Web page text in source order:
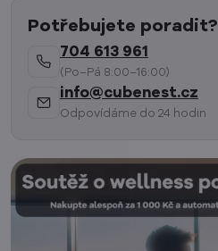
Potřebujete poradit?
704 613 961
(Po–Pá 8:00–16:00)
info@cubenest.cz
Odpovídáme do 24 hodin